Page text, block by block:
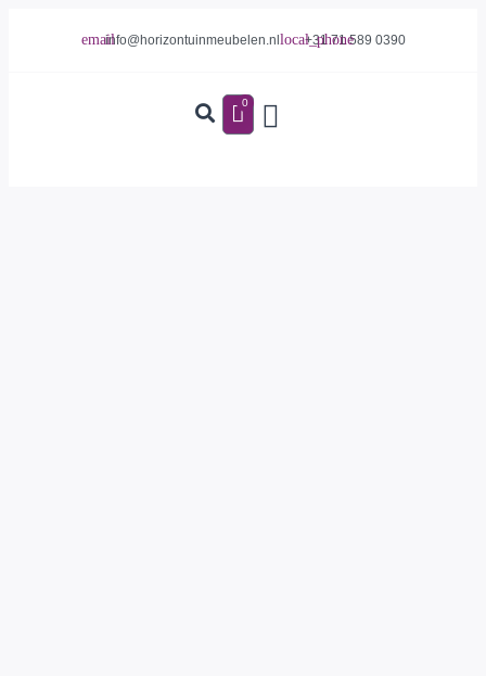
info@horizontuinmeubelen.nl +31 71 589 0390
0